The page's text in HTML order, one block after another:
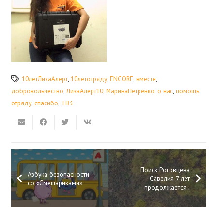
10летЛизаАлерт, 10летотряду, ENCORE вместе
добровольчество ЛизаАлерт10, МаринаПетренко о нас, помощь
отряду, спасибо ТВ3
Азбука безопасности
со «Смешариками»
Поиск Роговцева
Савелия 7 лет
продолжается..